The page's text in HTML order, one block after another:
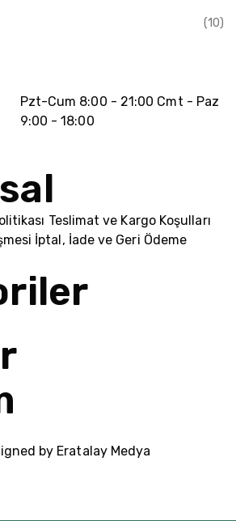
(10)
Pzt-Cum 8:00 - 21:00 Cmt - Paz
9:00 - 18:00
Teslimat ve Kargo Koşulları
İptal, İade ve Geri Ödeme
by Eratalay Medya